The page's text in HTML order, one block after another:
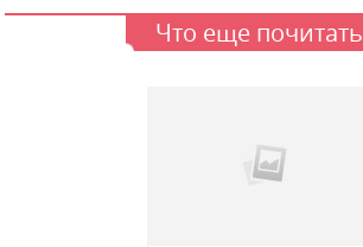
Что еще почитать